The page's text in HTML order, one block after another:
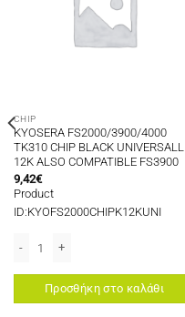
CHIP
KYOSERA FS2000/3900/4000
TK310 CHIP BLACK UNIVERSALL
12K ALSO COMPATIBLE FS3900
9,42€
Product
ID:KYOFS2000CHIPK12KUNI
Προσθήκη στο καλάθι